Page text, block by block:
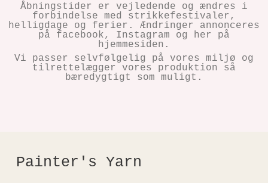
Åbningstider er vejledende og ændres i
forbindelse med strikkefestivaler,
helligdage og ferier. Ændringer annonceres
på facebook, Instagram og her på
hjemmesiden.
Vi passer selvfølgelig på vores miljø og
tilrettelægger vores produktion så
bæredygtigt som muligt.
Painter's Yarn